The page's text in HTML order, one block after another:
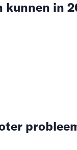
kunnen in